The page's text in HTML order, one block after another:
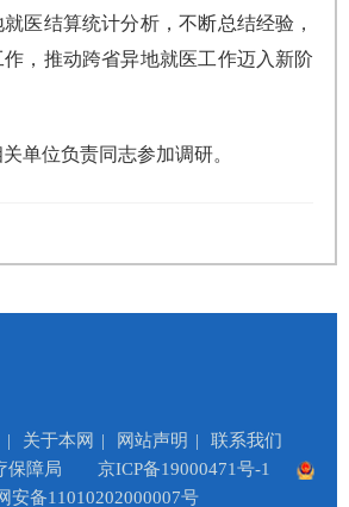
医结算统计分析，不断总结经验，
，推动跨省异地就医工作迈入新阶
单位负责同志参加调研。
| 关于本网 | 网站声明 |
联系我们
保障局
京ICP备19000471号-1
安备11010202000007号